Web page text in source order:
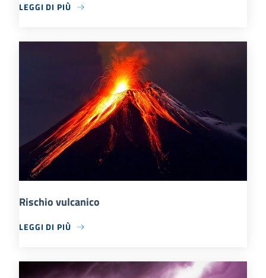
LEGGI DI PIÙ
Rischio vulcanico
LEGGI DI PIÙ